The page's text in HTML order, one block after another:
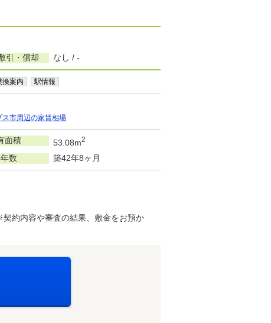
引・償却 なし / -
換案内 駅情報
ス市周辺の家賃相場
面積 53.08m2
数 築42年8ヶ月
約内容や審査の結果、敷金をお預か